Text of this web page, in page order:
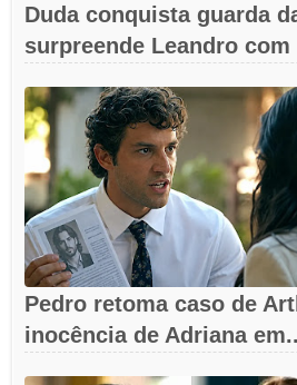
Duda conquista guarda
surpreende Leandro
Pedro retoma caso de
inocência de Adriana